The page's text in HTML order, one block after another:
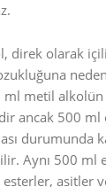
direk olarak
ml metil
ancak 500
durumunda
Aynı 500 ml
asitler